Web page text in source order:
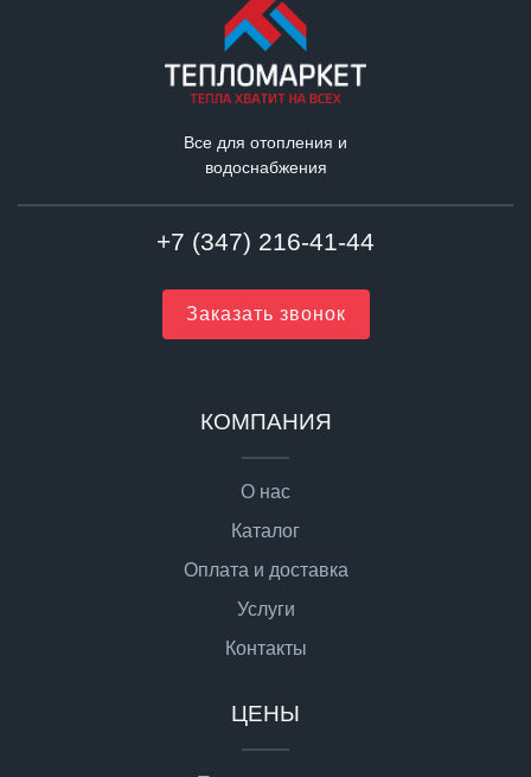
Все для отопления и
водоснабжения
+7 (347) 216-41-44
Заказать звонок
КОМПАНИЯ
О нас
Каталог
Оплата и доставка
Услуги
Контакты
ЦЕНЫ